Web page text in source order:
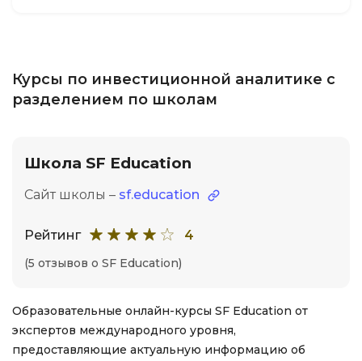
Курсы по инвестиционной аналитике с
разделением по школам
Школа SF Education
Сайт школы – sf.education
Рейтинг 4
(5 отзывов о SF Education)
Образовательные онлайн-курсы SF Education от
экспертов международного уровня,
предоставляющие актуальную информацию об